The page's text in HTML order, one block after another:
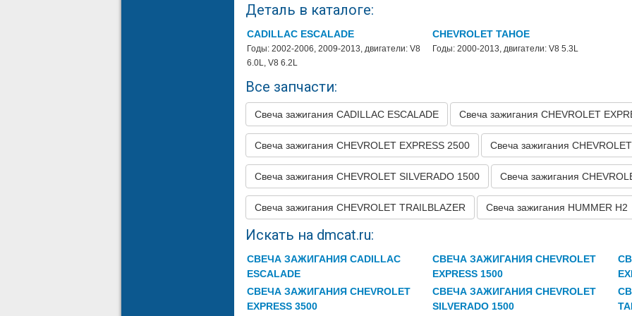
56 CHEVROLET
57 CHEVROLET EXPRESS 2500
58 CHEVROLET
59 CHEVROLET
60 CHEVROLET EXPRESS 2500
61 CHEVROLET EXPRESS 2500
62 CHEVROLET EXPRESS 2500
63 CHEVROLET EXPRESS 2500
64 CHEVROLET EXPRESS 2500
65 CHEVROLET
66 CHEVROLET EXPRESS 2500
67 CHEVROLET EXPRESS 2500
68 CHEVROLET EXPRESS 3500
Деталь в каталоге:
CADILLAC ESCALADE
Годы: 2002-2006, 2009-2013, двигатели: V8
6.0L, V8 6.2L
CHEVROLET TAHOE
Годы: 2000-2013, двигатели: V8 5.3L
Все запчасти:
Свеча зажигания CADILLAC ESCALADE Свеча зажигания CHEVROLET
Свеча зажигания CHEVROLET EXPRESS 2500 Свеча зажигания
Свеча зажигания CHEVROLET SILVERADO 1500 Свеча зажигания
Свеча зажигания CHEVROLET TRAILBLAZER Свеча зажигания HUMMER H2
Искать на dmcat.ru:
СВЕЧА ЗАЖИГАНИЯ CADILLAC
ESCALADE
СВЕЧА ЗАЖИГАНИЯ CHEVROLET
EXPRESS 1500
СВЕЧА ЗАЖИГАНИЯ CHEVROLET
EXPRESS 3500
СВЕЧА ЗАЖИГАНИЯ CHEVROLET
SILVERADO 1500